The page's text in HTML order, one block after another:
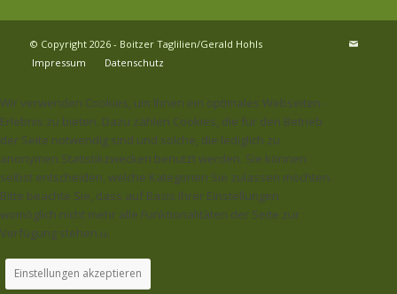
© Copyright 2026 - Boitzer Taglilien/Gerald Hohls
Impressum
Datenschutz
Wir verwenden Cookies, um Ihnen ein optimales Webseiten-
Erlebnis zu bieten. Dazu zählen Cookies, die für den Betrieb
der Seite notwendig sind und solche, die lediglich zu
anonymen Statistikzwecken benutzt werden. Sie können
selbst entscheiden, welche Kategorien Sie zulassen möchten.
Bitte beachte Sie, dass auf Basis Ihrer Einstellungen
womöglich nicht mehr alle Funktionalitäten der Seite zur
Verfügung stehen.u.
Einstellungen akzeptieren